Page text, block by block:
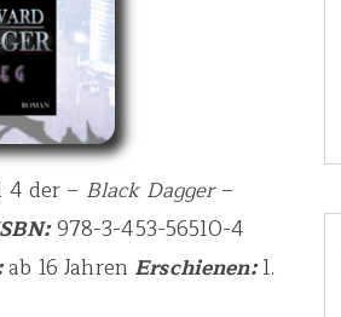
4 der – Black Dagger–
978-3-453-56510-4
ab 16 Jahren Erschienen:1.